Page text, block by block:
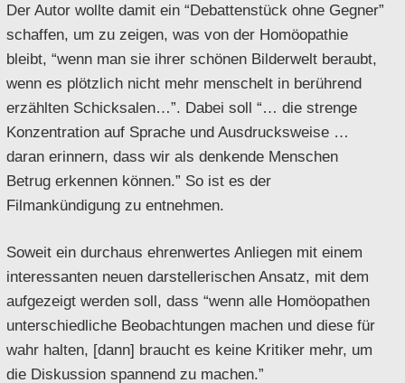
Der Autor wollte damit ein “Debattenstück ohne Gegner”
schaffen, um zu zeigen, was von der Homöopathie
bleibt, “wenn man sie ihrer schönen Bilderwelt beraubt,
wenn es plötzlich nicht mehr menschelt in berührend
erzählten Schicksalen…”. Dabei soll “… die strenge
Konzentration auf Sprache und Ausdrucksweise …
daran erinnern, dass wir als denkende Menschen
Betrug erkennen können.” So ist es der
Filmankündigung zu entnehmen.
Soweit ein durchaus ehrenwertes Anliegen mit einem
interessanten neuen darstellerischen Ansatz, mit dem
aufgezeigt werden soll, dass “wenn alle Homöopathen
unterschiedliche Beobachtungen machen und diese für
wahr halten, [dann] braucht es keine Kritiker mehr, um
die Diskussion spannend zu machen.”